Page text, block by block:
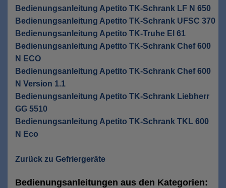
Bedienungsanleitung Apetito TK-Schrank LF N 650
Bedienungsanleitung Apetito TK-Schrank UFSC 370
Bedienungsanleitung Apetito TK-Truhe El 61
Bedienungsanleitung Apetito TK-Schrank Chef 600
N ECO
Bedienungsanleitung Apetito TK-Schrank Chef 600
N Version 1.1
Bedienungsanleitung Apetito TK-Schrank Liebherr
GG 5510
Bedienungsanleitung Apetito TK-Schrank TKL 600
N Eco
Zurück zu Gefriergeräte
Bedienungsanleitungen aus den Kategorien: